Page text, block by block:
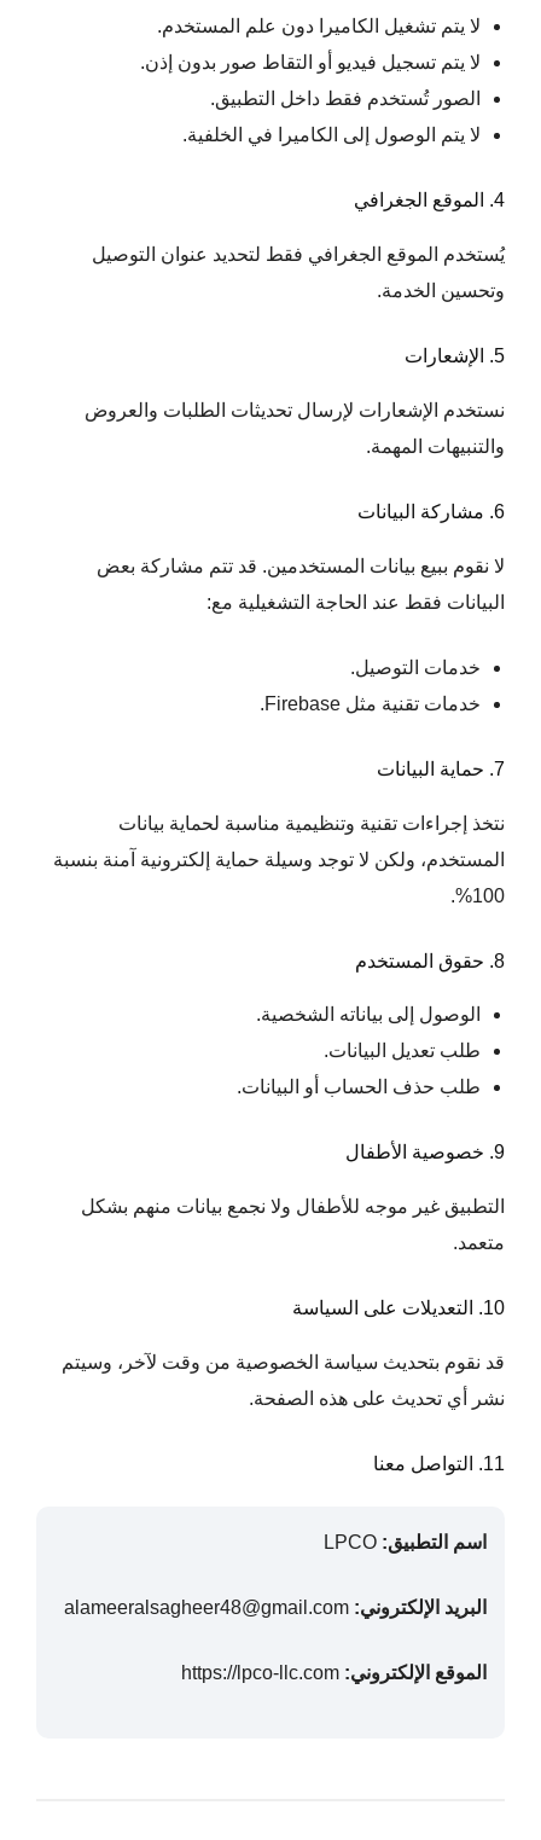
لا يتم تشغيل الكاميرا دون علم المستخدم.
لا يتم تسجيل فيديو أو التقاط صور بدون إذن.
الصور تُستخدم فقط داخل التطبيق.
لا يتم الوصول إلى الكاميرا في الخلفية.
4. الموقع الجغرافي
يُستخدم الموقع الجغرافي فقط لتحديد عنوان التوصيل
وتحسين الخدمة.
5. الإشعارات
نستخدم الإشعارات لإرسال تحديثات الطلبات والعروض
والتنبيهات المهمة.
6. مشاركة البيانات
لا نقوم ببيع بيانات المستخدمين. قد تتم مشاركة بعض
البيانات فقط عند الحاجة التشغيلية مع:
خدمات التوصيل.
خدمات تقنية مثل Firebase.
7. حماية البيانات
نتخذ إجراءات تقنية وتنظيمية مناسبة لحماية بيانات
المستخدم، ولكن لا توجد وسيلة حماية إلكترونية آمنة بنسبة
100%.
8. حقوق المستخدم
الوصول إلى بياناته الشخصية.
طلب تعديل البيانات.
طلب حذف الحساب أو البيانات.
9. خصوصية الأطفال
التطبيق غير موجه للأطفال ولا نجمع بيانات منهم بشكل
متعمد.
10. التعديلات على السياسة
قد نقوم بتحديث سياسة الخصوصية من وقت لآخر، وسيتم
نشر أي تحديث على هذه الصفحة.
11. التواصل معنا
اسم التطبيق:
البريد الإلكتروني:
الموقع الإلكتروني: